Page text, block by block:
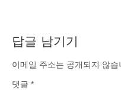
답글 남기기
이메일 주소는 공개되지 않습
댓글 *